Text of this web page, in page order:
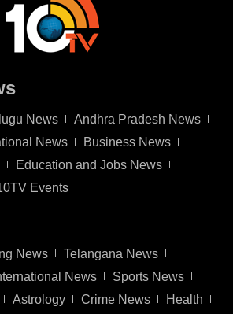
News
Andhra Pradesh News
News
Business News
Education and Jobs News
Events
News
Telangana News
News
Sports News
Astrology Crime News Health